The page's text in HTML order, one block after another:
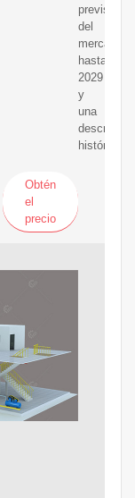
previsión
del
mercado
hasta
2029
y
una
histórica.
Obtén
el
precio